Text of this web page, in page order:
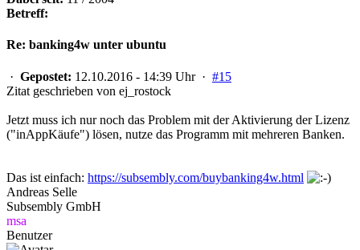
Betreff:
Re: banking4w unter ubuntu
· Gepostet: 12.10.2016 - 14:39 Uhr · #15
Zitat geschrieben von ej_rostock
Jetzt muss ich nur noch das Problem mit der Aktivierung der Lizenz
("inAppKäufe") lösen, nutze das Programm mit mehreren Banken.
Das ist einfach: https://subsembly.com/buybanking4w.html
Andreas Selle
Subsembly GmbH
msa
Benutzer